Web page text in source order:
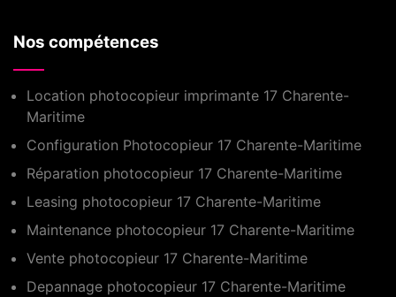
Nos compétences
Location photocopieur imprimante 17 Charente-
Maritime
Configuration Photocopieur 17 Charente-Maritime
Réparation photocopieur 17 Charente-Maritime
Leasing photocopieur 17 Charente-Maritime
Maintenance photocopieur 17 Charente-Maritime
Vente photocopieur 17 Charente-Maritime
Depannage photocopieur 17 Charente-Maritime